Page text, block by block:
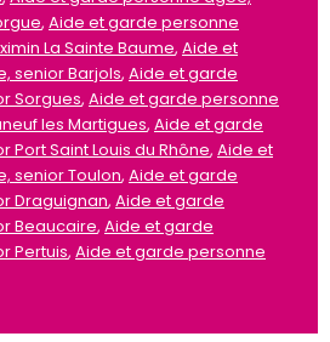
, Aide et garde personne
La Sainte Baume, Aide et
senior Barjols, Aide et garde
Sorgues, Aide et garde personne
les Martigues, Aide et garde
Saint Louis du Rhône, Aide et
senior Toulon, Aide et garde
Draguignan, Aide et garde
Beaucaire, Aide et garde
Pertuis, Aide et garde personne